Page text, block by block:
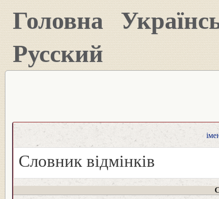
Головна
Русский
Словник відмінків